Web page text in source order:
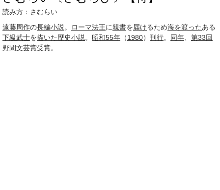
読み方：さむらい
遠藤周作の長編小説 。 ローマ法王に親書を届けるため海を渡ったある
下級武士を描いた歴史小説 。 昭和55年 （1980） 刊行。 同年
第33回
野間文芸賞受賞。